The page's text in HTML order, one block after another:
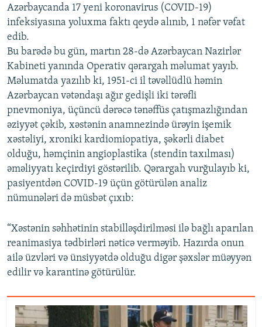
XƏBƏR BÜLLETENLƏRIMIZ
Azərbaycanda 17 yeni koronavirus (COVID-19)
infeksiyasına yoluxma faktı qeydə alınıb, 1 nəfər vəfat
edib.
Bu barədə bu gün, martın 28-də Azərbaycan Nazirlər
Kabineti yanında Operativ qərargah məlumat yayıb.
Məlumatda yazılıb ki, 1951-ci il təvəllüdlü həmin
Azərbaycan vətəndaşı ağır gedişli iki tərəfli
pnevmoniya, üçüncü dərəcə tənəffüs çatışmazlığından
əziyyət çəkib, xəstənin anamnezində ürəyin işemik
xəstəliyi, xroniki kardiomiopatiya, şəkərli diabet
olduğu, həmçinin angioplastika (stendin taxılması)
əməliyyatı keçirdiyi göstərilib. Qərargah vurğulayıb ki,
pasiyentdən COVID-19 üçün götürülən analiz
nümunələri də müsbət çıxıb:
“Xəstənin səhhətinin stabilləşdirilməsi ilə bağlı aparılan
reanimasiya tədbirləri nəticə verməyib. Hazırda onun
ailə üzvləri və ünsiyyətdə olduğu digər şəxslər müəyyən
edilir və karantinə götürülür.